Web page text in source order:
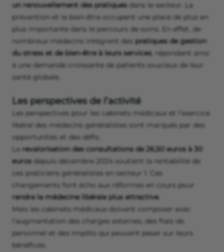
un renouvellement des pratiques dans le secteur. La
prévention et le bien-être occupent une place de plus en
plus importante dans le parcours de soins. En effet, de
nombreux médecins intègrent des pratiques de gestion
du stress et de bien-être à leurs services, répondant ainsi
à une demande croissante de patients soucieux de leur
santé globale.
Les perspectives de l’activité
Les perspectives pour les cabinets médicaux et l’exercice
libéral des médecins généralistes sont marqués par des
opportunités et des défis.
La revalorisation des consultations de 26,50 euros à 30
euros depuis décembre 2024 soutient la rentabilité de
ces praticiens généralistes en secteur 1. Ces
changements font écho aux réformes en cours pour
rendre la médecine libérale plus attractive.
Mais les cabinets médicaux doivent composer avec
l’augmentation des charges externes, des frais de
personnel et des impôts qui peuvent peser sur leurs
bénéfices.